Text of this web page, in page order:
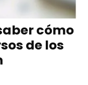
cómo
de los